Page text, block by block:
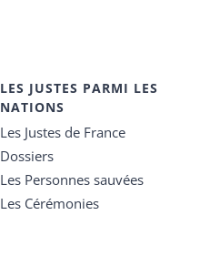
LES JUSTES PARMI LES
NATIONS
Les Justes de France
Dossiers
Les Personnes sauvées
Les Cérémonies